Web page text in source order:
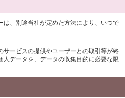
、別途当社が定めた方法により、いつで
ービスの提供やユーザーとの取引等が終
データを、データの収集目的に必要な限